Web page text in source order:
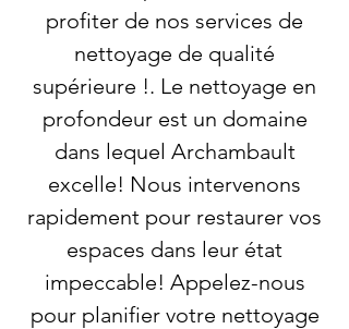
profiter de nos services de
nettoyage de qualité
supérieure !. Le nettoyage en
profondeur est un domaine
dans lequel Archambault
excelle! Nous intervenons
rapidement pour restaurer vos
espaces dans leur état
impeccable! Appelez-nous
pour planifier votre nettoyage